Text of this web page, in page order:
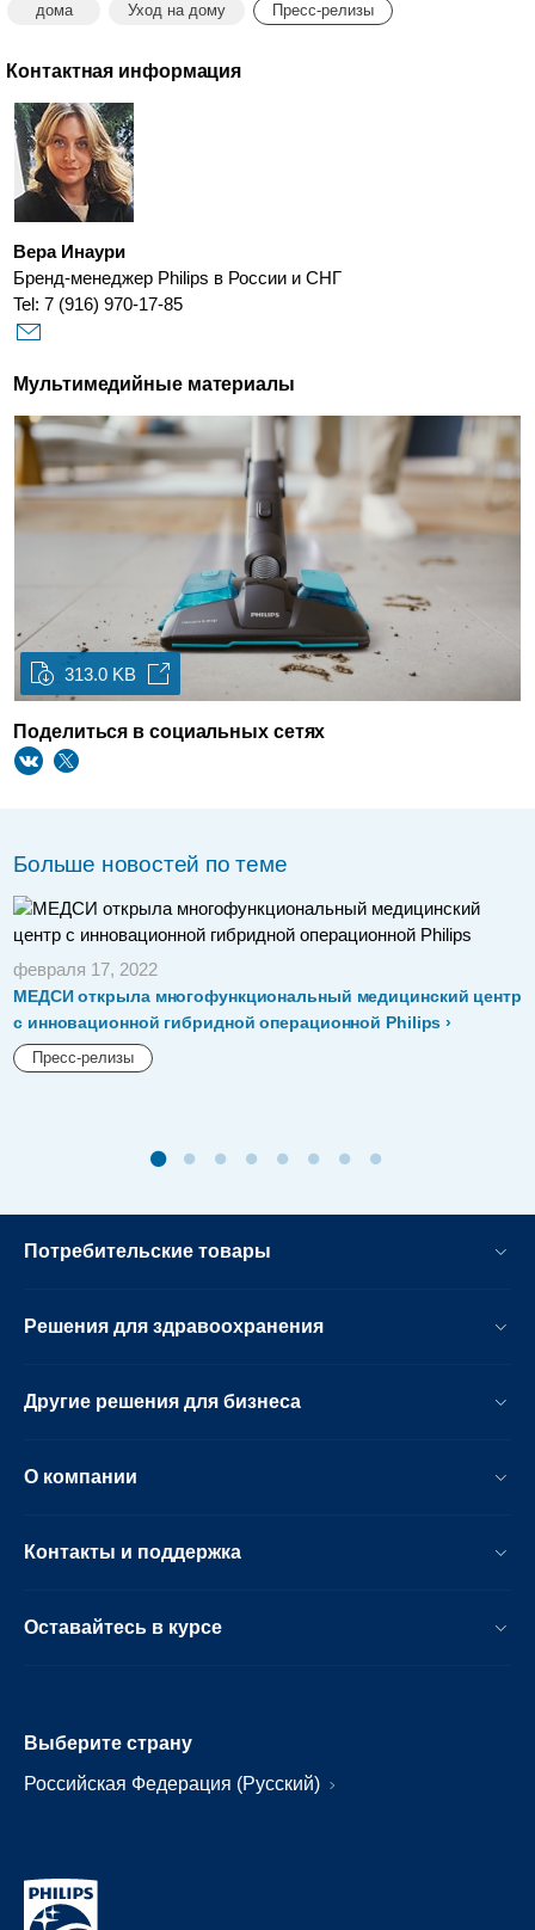
дома Уход на дому Пресс-релизы
Контактная информация
Вера Инаури
Бренд-менеджер Philips в России и СНГ
Tel: 7 (916) 970-17-85
Мультимедийные материалы
313.0 KB
Поделиться в социальных сетях
Больше новостей по теме
февраля 17, 2022
МЕДСИ открыла многофункциональный медицинский центр
с инновационной гибридной операционной Philips
Пресс-релизы
Потребительские товары
Решения для здравоохранения
Другие решения для бизнеса
О компании
Контакты и поддержка
Оставайтесь в курсе
Выберите страну
Российская Федерация (Русский)